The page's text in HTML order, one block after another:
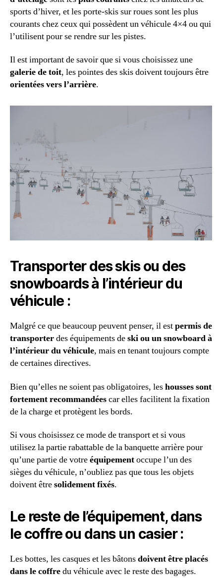
sports d’hiver, et les porte-skis sur roues sont les plus
courants chez ceux qui possèdent un véhicule 4×4 ou qui
l’utilisent pour se rendre sur les pistes.
Il est important de savoir que si vous choisissez une
galerie de toit, les pointes des skis doivent toujours être
orientées vers l’arrière.
Transporter des skis ou des
snowboards à l’intérieur du
véhicule :
Malgré ce que beaucoup peuvent penser, il estpermis de
transporterdes équipements deski ou un snowboard à
l’intérieur du véhicule, mais en tenant toujours compte
de certaines directives.
Bien qu’elles ne soient pas obligatoires, leshousses sont
fortement recommandéescar elles facilitent la fixation
de la charge et protègent les bords.
Si vous choisissez ce mode de transport et si vous
utilisez la partie rabattable de la banquette arrière pour
qu’une partie de votreéquipementoccupe l’un des
sièges du véhicule, n’oubliez pas que tous les objets
doivent êtresolidement fixés.
Le reste de l’équipement, dans
le coffre ou dans un casier :
Les bottes, les casques et les bâtonsdoivent être placés
dans le coffredu véhicule avec le reste des bagages.